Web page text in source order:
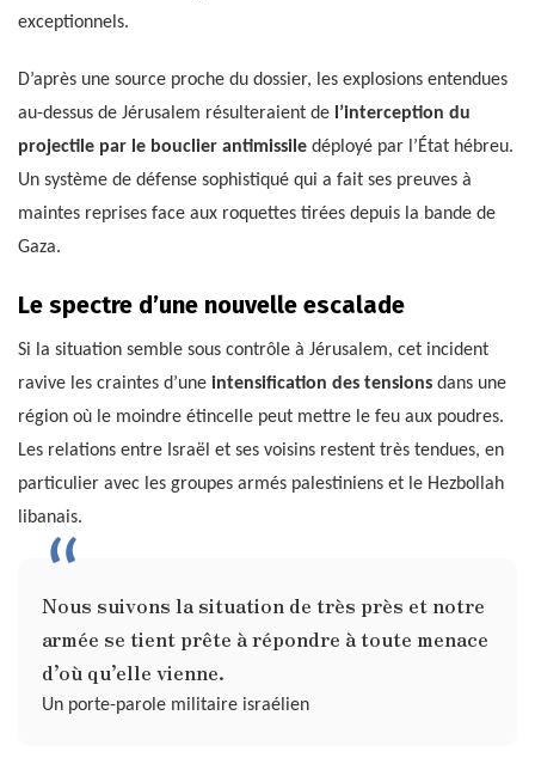
exceptionnels.
D’après une source proche du dossier, les explosions entendues
au-dessus de Jérusalem résulteraient de l’interception du
projectile par le bouclier antimissile déployé par l’État hébreu.
Un système de défense sophistiqué qui a fait ses preuves à
maintes reprises face aux roquettes tirées depuis la bande de
Gaza.
Le spectre d’une nouvelle escalade
Si la situation semble sous contrôle à Jérusalem, cet incident
ravive les craintes d’une intensification des tensions dans une
région où le moindre étincelle peut mettre le feu aux poudres.
Les relations entre Israël et ses voisins restent très tendues, en
particulier avec les groupes armés palestiniens et le Hezbollah
libanais.
Nous suivons la situation de très près et notre
armée se tient prête à répondre à toute menace
d’où qu’elle vienne.
Un porte-parole militaire israélien